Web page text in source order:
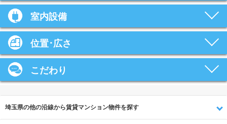
室内設備
位置･広さ
こだわり
埼玉県の他の沿線から賃貸マンション物件を探す